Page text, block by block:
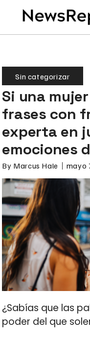
Sin categorizar
Si una
frases con
experta en
emociones
By Marcus Hale mayo
¿Sabías que las
poder del que